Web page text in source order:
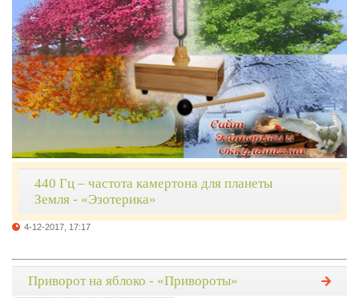
440 Гц – частота камертона для планеты
Земля - «Эзотерика»
4-12-2017, 17:17
Приворот на яблоко - «Привороты»